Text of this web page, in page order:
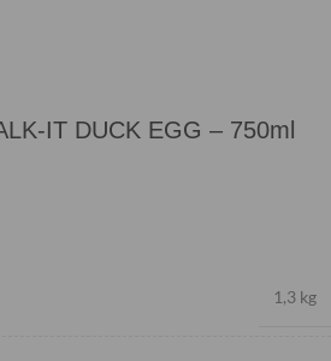
IT DUCK EGG – 750ml
1,3 kg